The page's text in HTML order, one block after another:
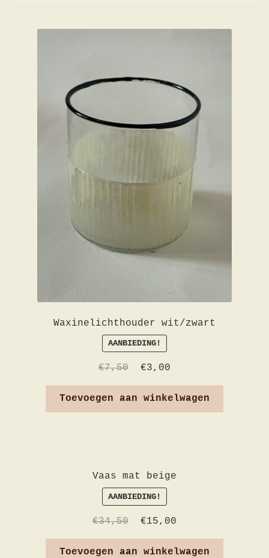
Waxinelichthouder wit/zwart
AANBIEDING!
€7,50 €3,00
Toevoegen aan winkelwagen
Vaas mat beige
AANBIEDING!
€34,50 €15,00
Toevoegen aan winkelwagen